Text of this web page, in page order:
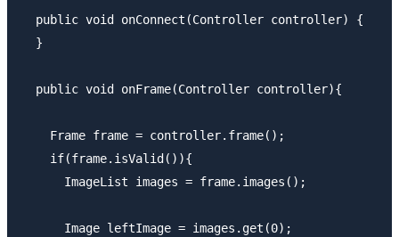
  public void onConnect(Controller controller) {
  }
  public void onFrame(Controller controller){
    Frame frame = controller.frame();
    if(frame.isValid()){
      ImageList images = frame.images();
      Image leftImage = images.get(0);